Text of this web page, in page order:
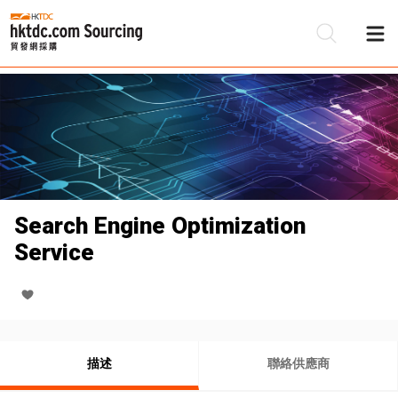
Search Engine Optimization
Service
描述 聯絡供應商